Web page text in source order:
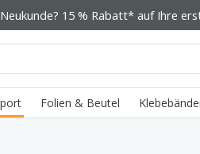
Neukunde? 15 % Rabatt* auf Ihre
Folien & Beutel